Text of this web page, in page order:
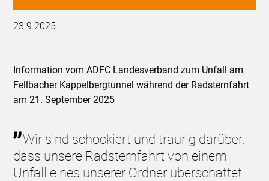
23.9.2025
Information vom ADFC Landesverband zum Unfall am
Fellbacher Kappelbergtunnel während der Radsternfahrt
am 21. September 2025
Wir sind schockiert und traurig darüber,
dass unsere Radsternfahrt von einem
Unfall eines unserer Ordner überschattet